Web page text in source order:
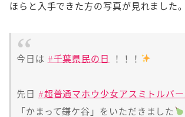
ほらと入手できた方の写真が見れました。
今日は #千葉県民の日 ！！！
先日 #超普通マホウ少女アスミトルバー
「かまって鎌ケ谷」をいただきました